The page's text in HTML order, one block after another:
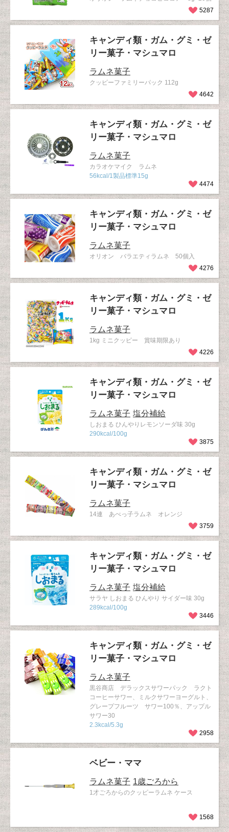
5287
キャンディ類・ガム・グミ・ゼ
リー菓子・マシュマロ
ラムネ菓子
クッピーファミリーパック 112g
4642
キャンディ類・ガム・グミ・ゼ
リー菓子・マシュマロ
ラムネ菓子
カラオケマイク ラムネ
56kcal/1製品標準15g
4474
キャンディ類・ガム・グミ・ゼ
リー菓子・マシュマロ
ラムネ菓子
オリオン バラエティラムネ 50個入
4276
キャンディ類・ガム・グミ・ゼ
リー菓子・マシュマロ
ラムネ菓子
1kg ミニクッピー 賞味期限あり
4226
キャンディ類・ガム・グミ・ゼ
リー菓子・マシュマロ
ラムネ菓子 塩分補給
しおまる ひんやりレモンソーダ味 30g
290kcal/100g
3875
キャンディ類・ガム・グミ・ゼ
リー菓子・マシュマロ
ラムネ菓子
14連 あべっ子ラムネ オレンジ
3759
キャンディ類・ガム・グミ・ゼ
リー菓子・マシュマロ
ラムネ菓子 塩分補給
サラヤ しおまる ひんやり サイダー味 30g
289kcal/100g
3446
キャンディ類・ガム・グミ・ゼ
リー菓子・マシュマロ
ラムネ菓子
黒谷商店 デラックスサワーパック ラクト
コーヒーサワー、ミルクサワーヨーグルト、
グレープフルーツ サワー100％、アップル
サワー30
2.3kcal/5.3g
2958
ベビー・ママ
ラムネ菓子 1歳ごろから
1才ごろからのクッピーラムネ ケース
1568